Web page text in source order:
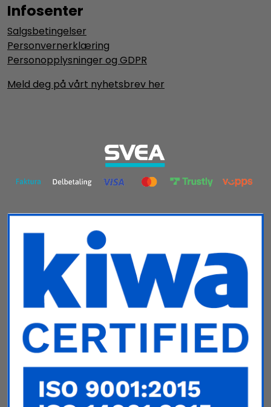
Infosenter
Salgsbetingelser
Personvernerklæring
Personopplysninger og GDPR
Meld deg på vårt nyhetsbrev her